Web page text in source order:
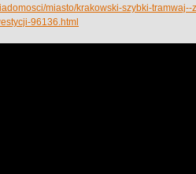
miasto/krakowski-szybki-
96136.html